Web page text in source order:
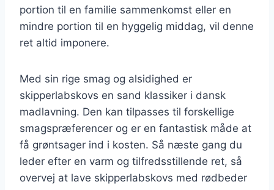
portion til en familie sammenkomst eller en
mindre portion til en hyggelig middag, vil denne
ret altid imponere.
Med sin rige smag og alsidighed er
skipperlabskovs en sand klassiker i dansk
madlavning. Den kan tilpasses til forskellige
smagspræferencer og er en fantastisk måde at
få grøntsager ind i kosten. Så næste gang du
leder efter en varm og tilfredsstillende ret, så
overvej at lave skipperlabskovs med rødbeder